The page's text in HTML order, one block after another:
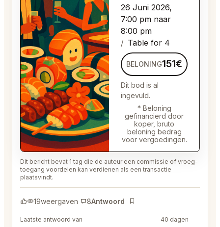
26 Juni 2026,
7:00 pm naar
8:00 pm
Table for 4
BELONING151€
Dit bod is al
ingevuld.
* Beloning
gefinancierd door
koper, bruto
beloning bedrag
voor vergoedingen.
Dit bericht bevat 1 tag die de auteur een commissie of vroeg-
toegang voordelen kan verdienen als een transactie
plaatsvindt.
19weergaven 8Antwoord
Bladwijzer
Laatste antwoord van
40 dagen